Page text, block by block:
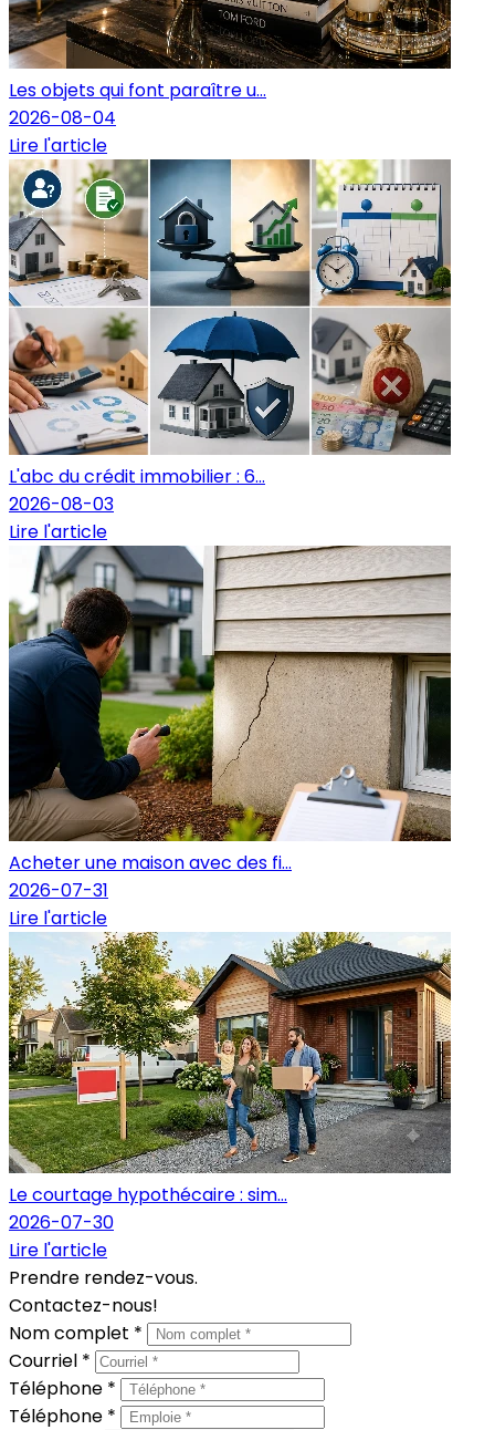
Les objets qui font paraître u...
2026-08-04
Lire l'article
L'abc du crédit immobilier : 6...
2026-08-03
Lire l'article
Acheter une maison avec des fi...
2026-07-31
Lire l'article
Le courtage hypothécaire : sim...
2026-07-30
Lire l'article
Prendre rendez-vous.
Contactez-nous!
Nom complet *
Courriel *
Téléphone *
Téléphone *